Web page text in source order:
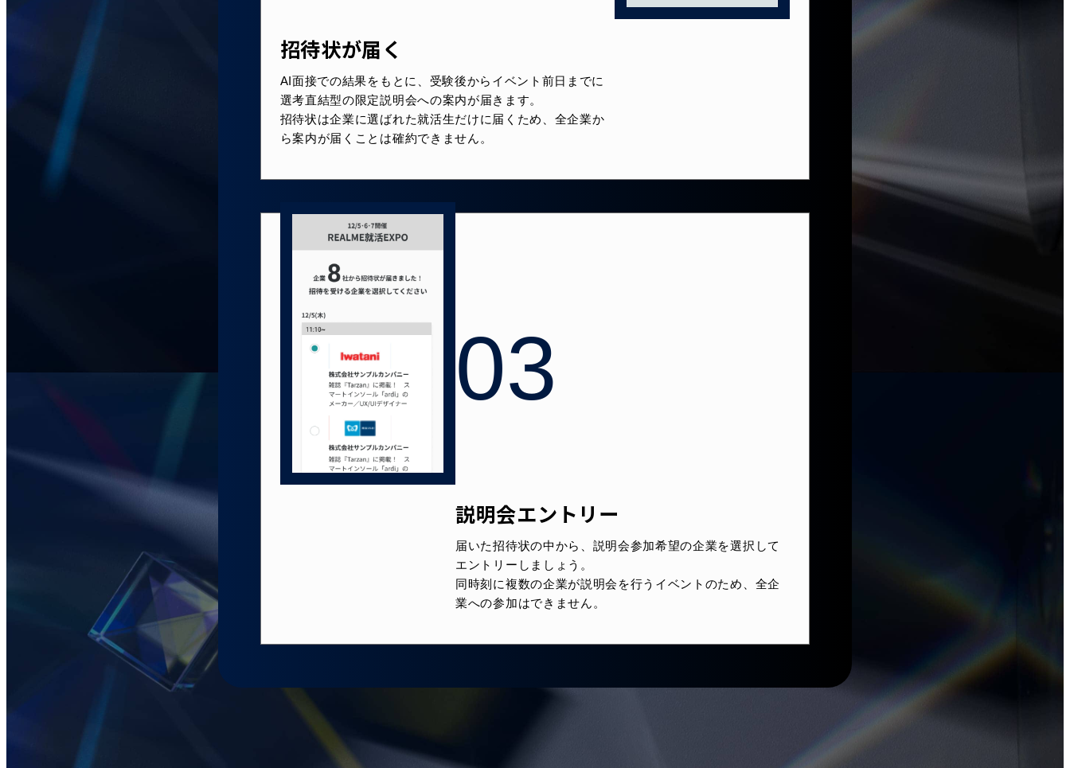
招待状が届く
AI面接での結果をもとに、受験後からイベント前日までに
選考直結型の限定説明会への案内が届きます。
招待状は企業に選ばれた就活生だけに届くため、全企業か
ら案内が届くことは確約できません。
03
説明会エントリー
届いた招待状の中から、説明会参加希望の企業を選択して
エントリーしましょう。
同時刻に複数の企業が説明会を行うイベントのため、全企
業への参加はできません。